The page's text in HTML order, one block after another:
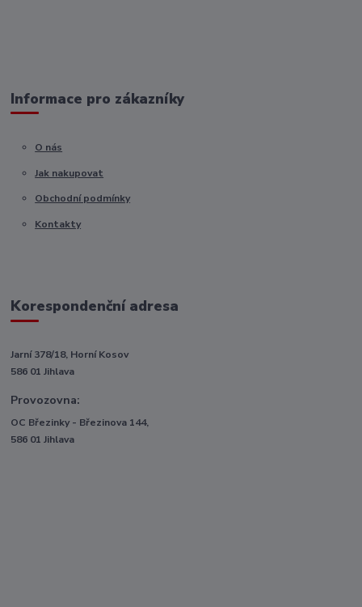
Informace pro zákazníky
O nás
Jak nakupovat
Obchodní podmínky
Kontakty
Korespondenční adresa
Jarní 378/18, Horní Kosov
586 01 Jihlava
Provozovna:
OC Březinky - Březinova 144,
586 01 Jihlava